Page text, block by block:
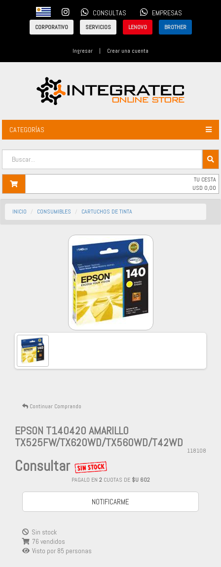
CONSULTAS EMPRESAS
CORPORATIVO SERVICIOS LENOVO BROTHER
Ingresar | Crear una cuenta
CATEGORÍAS
TU CESTA
USD 0,00
INICIO CONSUMIBLES CARTUCHOS DE TINTA
Continuar Comprando
EPSON T140420 AMARILLO
TX525FW/TX620WD/TX560WD/T42WD
118108
Consultar
PAGALO EN 2CUOTAS DE $U 602
NOTIFICARME
Sin stock
76 vendidos
Visto por 85 personas